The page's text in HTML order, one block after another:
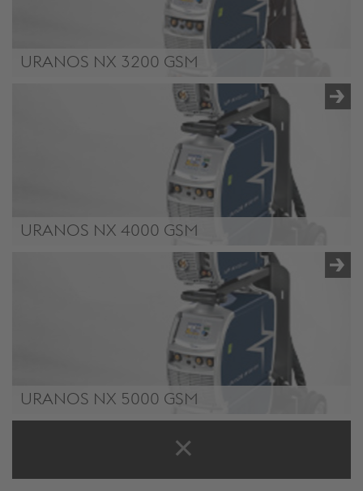
URANOS NX 3200 GSM
URANOS NX 4000 GSM
URANOS NX 5000 GSM